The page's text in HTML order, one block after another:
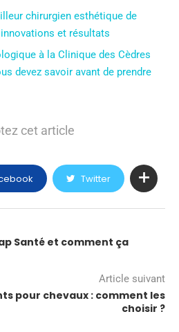
chirurgien esthétique de
et résultats
à la Clinique des Cèdres
devez savoir avant de prendre
cet article
Twitter
Santé et comment ça
Article suivant
pour chevaux : comment les
choisir ?